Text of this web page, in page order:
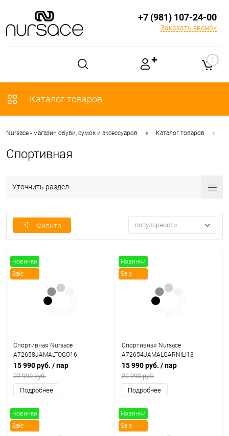
+7 (981) 107-24-00
Заказать звонок
✚ 0
Каталог товаров
Nursace - магазин обуви, сумок и аксессуаров • Каталог товаров •
Спортивная
Уточнить раздел
Фильтр популярности
Новинки
Sale
Спортивная Nursace
A72658JAMALTOGO16
15 990 руб. / пар
22 990 руб.
Подробнее
Новинки
Sale
Спортивная Nursace
A72654JAMALGARNILI13
15 990 руб. / пар
22 990 руб.
Подробнее
Новинки
Sale
Новинки
Sale